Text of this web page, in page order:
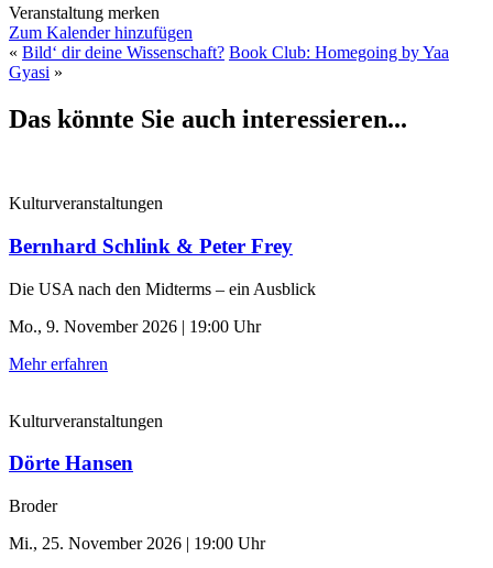
Veranstaltung merken
Zum Kalender hinzufügen
« Bild‘ dir deine Wissenschaft? Book Club: Homegoing by Yaa
Gyasi »
Das könnte Sie auch interessieren...
Kulturveranstaltungen
Bernhard Schlink & Peter Frey
Die USA nach den Midterms – ein Ausblick
Mo., 9. November 2026 | 19:00 Uhr
Mehr erfahren
Kulturveranstaltungen
Dörte Hansen
Broder
Mi., 25. November 2026 | 19:00 Uhr